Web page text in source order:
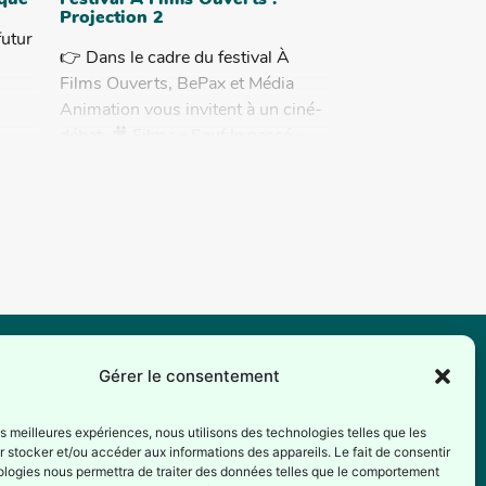
Gérer le consentement
meilleures expériences, nous utilisons des technologies telles que les
stocker et/ou accéder aux informations des appareils. Le fait de consentir
nous permettra de traiter des données telles que le comportement
Projection 2
👉 Dans le cadre du festival À
Films Ouverts, BePax et Média
Animation vous invitent à un ciné-
par la Fédération Wallonie-Bruxelles depuis
juillet 1987 (Service de l’éducation permanente –
générale de la culture).